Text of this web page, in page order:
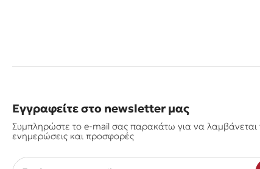
Εγγραφείτε στο newsletter μας
Συμπληρώστε το e-mail σας παρακάτω για να λαμβάνεται
ενημερώσεις και προσφορές